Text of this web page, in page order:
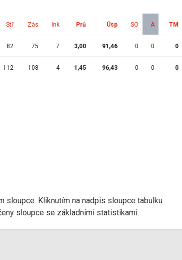
Stř Zás Ink Prů Úsp SO A TM
82 75 7 3,00 91,46 0 0 0
112 108 4 1,45 96,43 0 0 0
Kliknutím na nadpis sloupce tabulku
sloupce se základními statistikami.